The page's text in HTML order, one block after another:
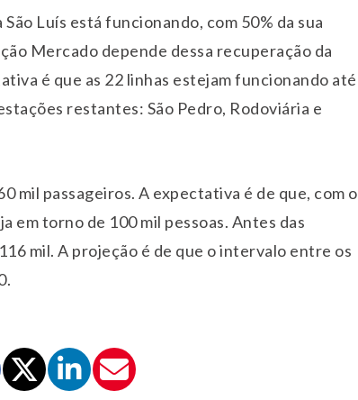
Luís está funcionando, com 50% da sua
Mercado depende dessa recuperação da
é que as 22 linhas estejam funcionando até
restantes: São Pedro, Rodoviária e
mil passageiros. A expectativa é de que, com o
em torno de 100 mil pessoas. Antes das
mil. A projeção é de que o intervalo entre os